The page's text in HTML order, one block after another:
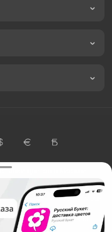
цветов в Москве
«Технология»
ул. Ипподромская,